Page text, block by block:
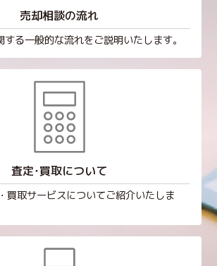
売却相談の流れ
る一般的な流れをご説明いたします。
査定･買取について
買取サービスについてご紹介いたしま